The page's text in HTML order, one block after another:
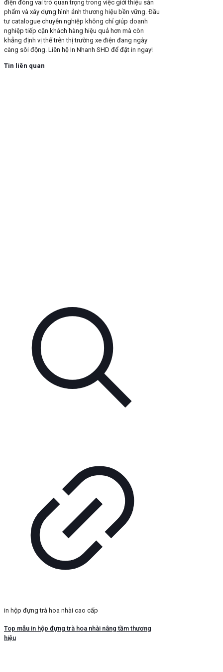
điện đóng vai trò quan trọng trong việc giới thiệu sản
phẩm và xây dựng hình ảnh thương hiệu bền vững. Đầu
tư catalogue chuyên nghiệp không chỉ giúp doanh
nghiệp tiếp cận khách hàng hiệu quả hơn mà còn
khẳng định vị thế trên thị trường xe điện đang ngày
càng sôi động. Liên hệ In Nhanh SHD để đặt in ngay!
Tin liên quan
in hộp đựng trà hoa nhài cao cấp
Top mẫu in hộp đựng trà hoa nhài nâng tầm thương
hiệu